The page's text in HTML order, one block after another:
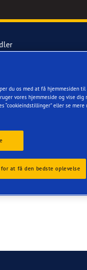
du os med at få hjemmesiden
vores hjemmeside og vise dig
eller se mere
at få den bedste oplevelse